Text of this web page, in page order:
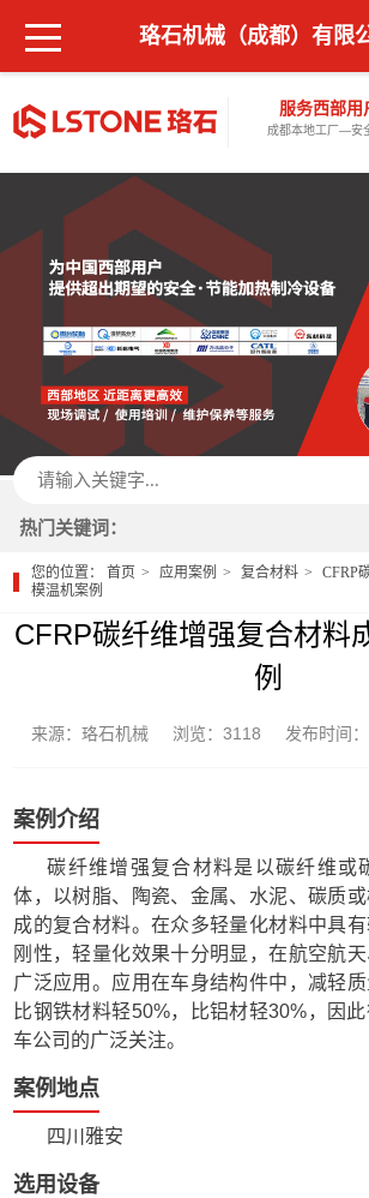
服务西部用
成都本地工厂—安
珞石机械（成都）有限
热门关键词：
您的位置：首页 应用案例 复合材料
CFRP
模温机案例
CFRP碳纤维增强复合材料
例
来源：珞石机械 浏览：3118 发布时间
案例介绍
碳纤维增强复合材料是以碳纤维或
体，以树脂、陶瓷、金属、水泥、碳质
成的复合材料。在众多轻量化材料中具
刚性，轻量化效果十分明显，在航空航
广泛应用。应用在车身结构件中，减轻质
比钢铁材料轻50%，比铝材轻30%，因
车公司的广泛关注。
案例地点
四川雅安
选用设备